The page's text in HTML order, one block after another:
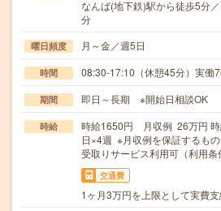
なんば(地下鉄)駅から徒歩5分
分
曜日頻度 月～金／週5日
時間 08:30-17:10（休憩45分）実働
期間 即日～長期 ※開始日相談OK
時給
時給1650円 月収例 26万円
日×4週 ※月収例を保証するも
受取りサービス利用可（利用条
交通費
1ヶ月3万円を上限として実費